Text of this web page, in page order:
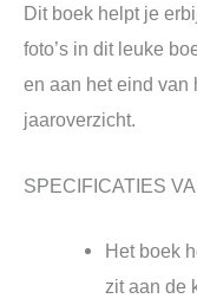
Dit boek helpt je
foto’s in dit leuke
en aan het eind van
jaaroverzicht.
SPECIFICATIES
Het boek
zit aan de